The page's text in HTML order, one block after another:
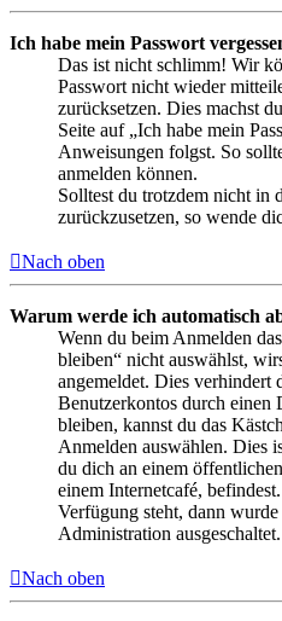
Ich habe mein Passwort
Das ist nicht schlimm! Wir
Passwort nicht wieder
zurücksetzen. Dies machst
Seite auf „Ich habe mein
Anweisungen folgst. So
anmelden können.
Solltest du trotzdem nicht in
zurückzusetzen, so wende
Nach oben
Warum werde ich automatisch
Wenn du beim Anmelden
bleiben“ nicht auswählst,
angemeldet. Dies verhindert
Benutzerkontos durch einen
bleiben, kannst du das
Anmelden auswählen. Dies
du dich an einem
einem Internetcafé,
Verfügung steht, dann
Administration ausgeschaltet.
Nach oben